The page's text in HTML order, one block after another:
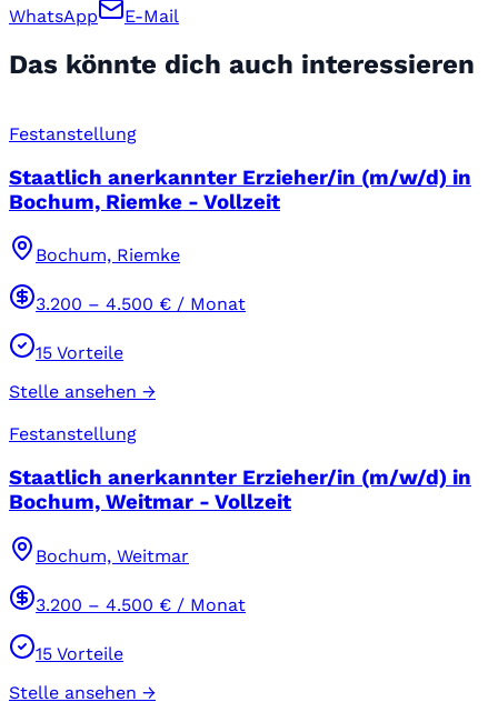
WhatsApp E-Mail
Das könnte dich auch interessieren
Festanstellung
Staatlich anerkannter Erzieher/in (m/w/d) in
Bochum, Riemke - Vollzeit
Bochum, Riemke
3.200 – 4.500 € / Monat
15 Vorteile
Stelle ansehen →
Festanstellung
Staatlich anerkannter Erzieher/in (m/w/d) in
Bochum, Weitmar - Vollzeit
Bochum, Weitmar
3.200 – 4.500 € / Monat
15 Vorteile
Stelle ansehen →